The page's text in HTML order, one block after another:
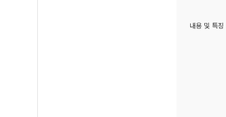
내용 및 특징